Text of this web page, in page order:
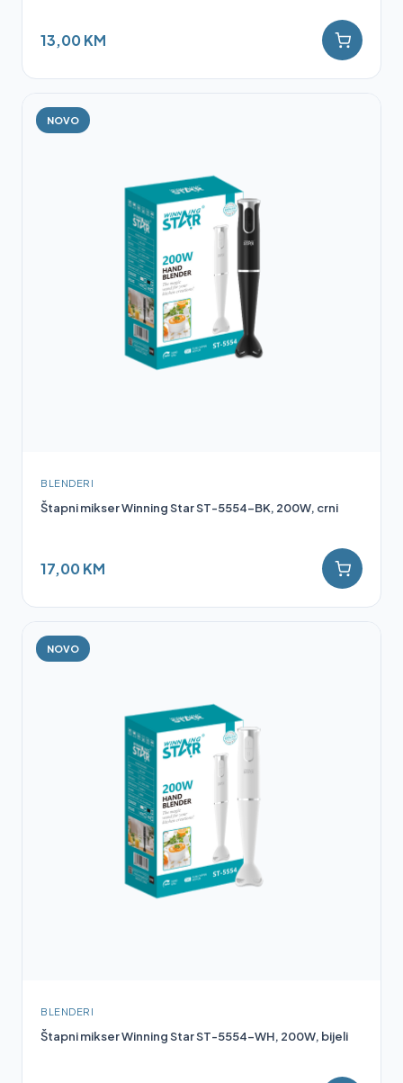
13,00 KM
NOVO
BLENDERI
Štapni mikser Winning Star ST-5554-BK, 200W, crni
17,00 KM
NOVO
BLENDERI
Štapni mikser Winning Star ST-5554-WH, 200W, bijeli